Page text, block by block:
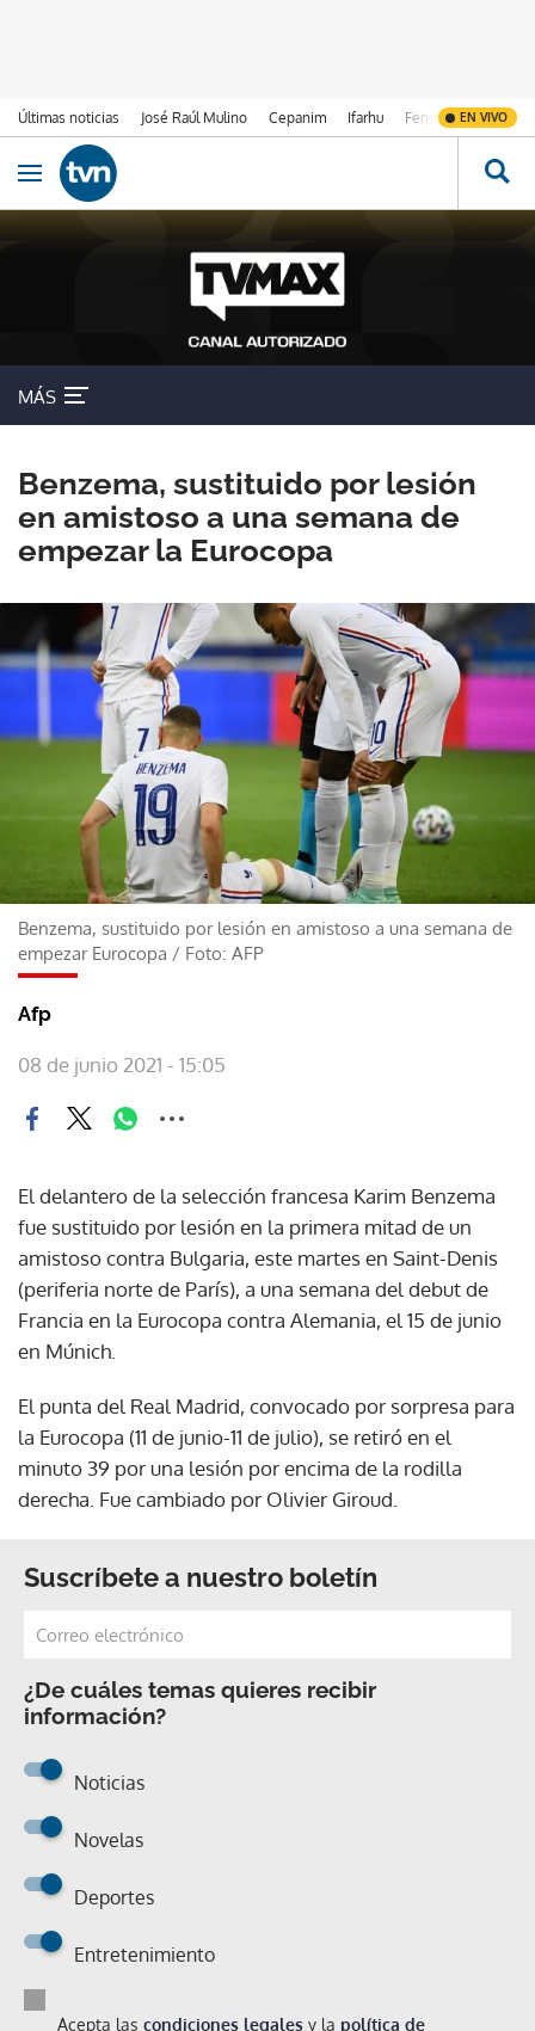
Últimas noticias José Raúl Mulino Cepanim Ifarhu Fenómeno de El
EN VIVO
Ir al contenido
Obrir navegació
MÁS
Benzema, sustituido por lesión
en amistoso a una semana de
empezar la Eurocopa
Benzema, sustituido por lesión en amistoso a una semana de
empezar Eurocopa / Foto: AFP
Afp
08 de junio 2021 - 15:05
El delantero de la selección francesa Karim Benzema
fue sustituido por lesión en la primera mitad de un
amistoso contra Bulgaria, este martes en Saint-Denis
(periferia norte de París), a una semana del debut de
Francia en la Eurocopa contra Alemania, el 15 de junio
en Múnich.
El punta del Real Madrid, convocado por sorpresa para
la Eurocopa (11 de junio-11 de julio), se retiró en el
minuto 39 por una lesión por encima de la rodilla
derecha. Fue cambiado por Olivier Giroud.
Suscríbete a nuestro boletín
¿De cuáles temas quieres recibir
información?
Noticias
Novelas
Deportes
Entretenimiento
Acepta las condiciones legales y la política de